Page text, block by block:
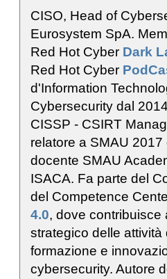
CISO, Head of
Eurosystem SpA.
Red Hot Cyber Dark
Red Hot Cyber
d'Information
Cybersecurity dal
CISSP - CSIRT
relatore a SMAU
docente SMAU
ISACA. Fa parte del
del Competence
4.0, dove contribuisce
strategico delle attività
formazione e
cybersecurity. Autore